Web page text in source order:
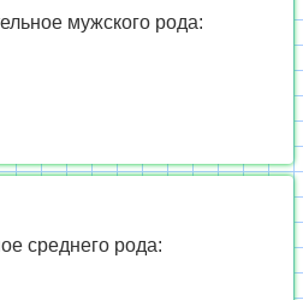
мужского рода:
среднего рода: